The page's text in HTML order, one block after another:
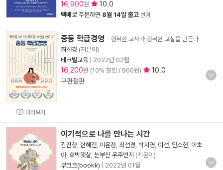
16,900원 10.0
택배로 주문하면 8월 14일 출고 변경
미리보기
중등 학급경영 - 행복한 교사가 행복한 교실을 만든다
최선경 (지은이)
테크빌교육
2022년 02월
16,200원 (10% 할인 / 900원)
10.0
구판절판
이기적으로 나를 만나는 시간
김진향 한혜전 이은정 최선경 박지영 이선 안소현 이초
아, 호박햇살 눈부신 우주먼지 (지은이)
부크크(bookk)
2022년 01월